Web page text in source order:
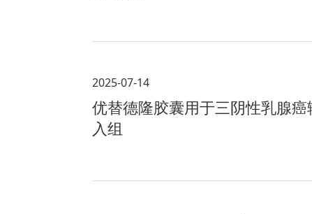
2025-07-14
优替德隆胶囊用于三阴性乳腺
入组